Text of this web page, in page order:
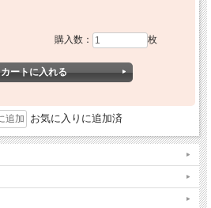
購入数： 枚
お気に入りに追加済